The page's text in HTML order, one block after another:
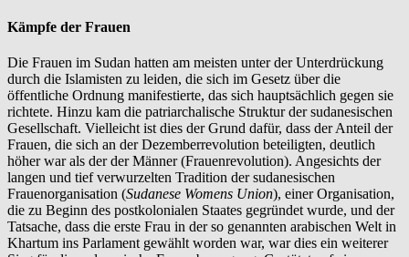
Kämpfe der Frauen
Die Frauen im Sudan hatten am meisten unter der Unterdrückung
durch die Islamisten zu leiden, die sich im Gesetz über die
öffentliche Ordnung manifestierte, das sich hauptsächlich gegen sie
richtete. Hinzu kam die patriarchalische Struktur der sudanesischen
Gesellschaft. Vielleicht ist dies der Grund dafür, dass der Anteil der
Frauen, die sich an der Dezemberrevolution beteiligten, deutlich
höher war als der der Männer (Frauenrevolution). Angesichts der
langen und tief verwurzelten Tradition der sudanesischen
Frauenorganisation (Sudanese Womens Union), einer Organisation,
die zu Beginn des postkolonialen Staates gegründet wurde, und der
Tatsache, dass die erste Frau in der so genannten arabischen Welt in
Khartum ins Parlament gewählt worden war, war dies ein weiterer